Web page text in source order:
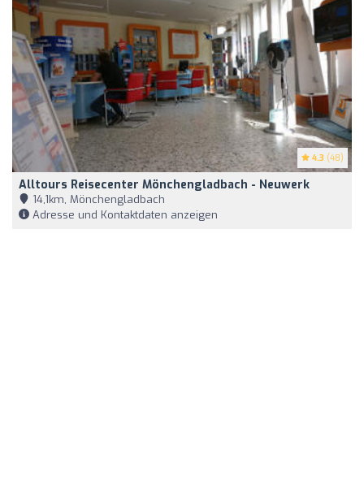
4.3 (48)
Alltours Reisecenter Mönchengladbach - Neuwerk
14,1km, Mönchengladbach
Adresse und Kontaktdaten anzeigen